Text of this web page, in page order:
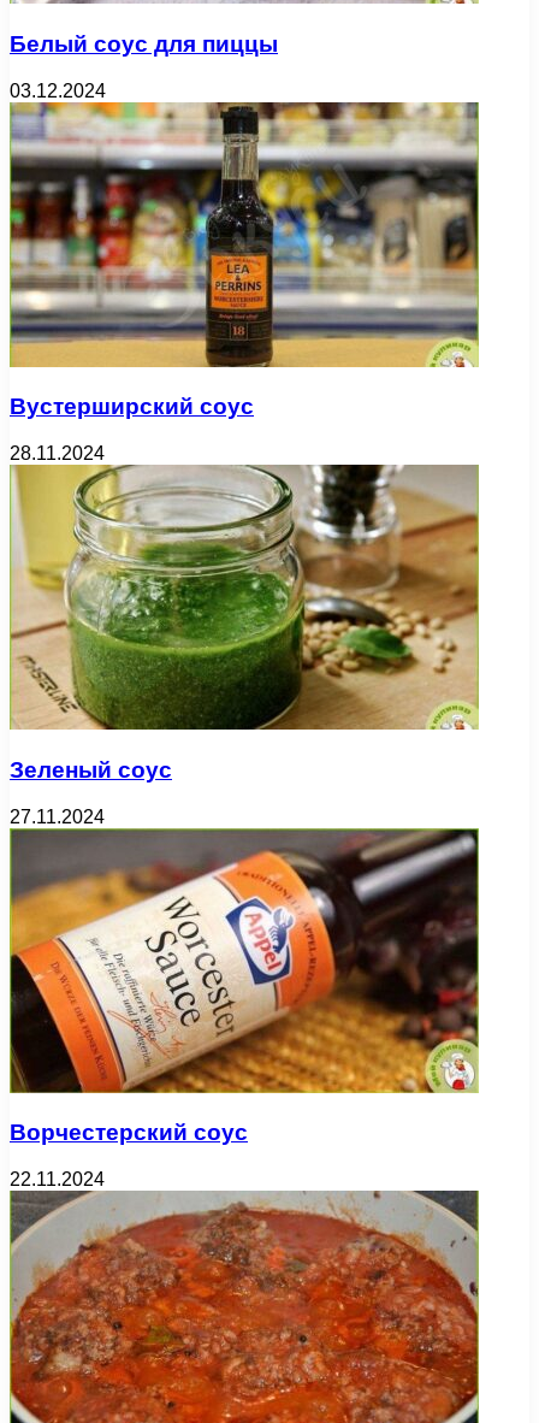
Белый соус для пиццы
03.12.2024
Вустерширский соус
28.11.2024
Зеленый соус
27.11.2024
Ворчестерский соус
22.11.2024